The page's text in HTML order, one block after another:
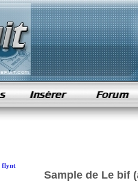
flynt
Sample de Le bif